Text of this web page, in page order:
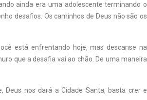
ainda era uma adolescente terminando o
desafios. Os caminhos de Deus não são os
está enfrentando hoje, mas descanse na
que a desafia vai ao chão. De uma maneira
Deus nos dará a Cidade Santa, basta crer e